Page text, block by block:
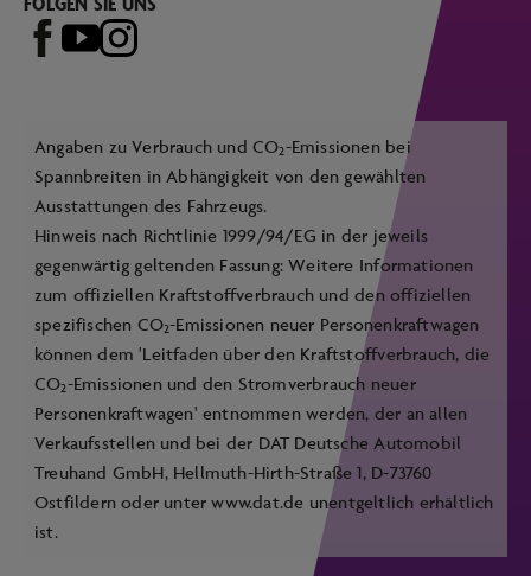
Angaben zu Verbrauch und CO2-Emissionen bei
Spannbreiten in Abhängigkeit von den gewählten
Ausstattungen des Fahrzeugs.
Hinweis nach Richtlinie 1999/94/EG in der jeweils
gegenwärtig geltenden Fassung: Weitere Informationen
zum offiziellen Kraftstoffverbrauch und den offiziellen
spezifischen CO2-Emissionen neuer Personenkraftwagen
können dem 'Leitfaden über den Kraftstoffverbrauch, die
CO2-Emissionen und den Stromverbrauch neuer
Personenkraftwagen' entnommen werden, der an allen
Verkaufsstellen und bei der DAT Deutsche Automobil
Treuhand GmbH, Hellmuth-Hirth-Straße 1, D-73760
Ostfildern oder unterwww.dat.de unentgeltlich erhältlich
ist.